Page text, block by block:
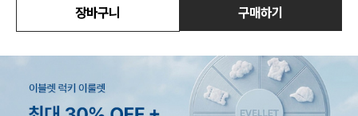
장바구니 구매하기